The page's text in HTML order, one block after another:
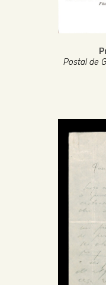
Postal de